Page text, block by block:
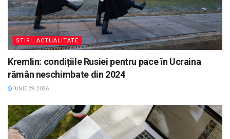
STIRI, ACTUALITATE
Kremlin: condițiile Rusiei pentru pace în Ucraina
rămân neschimbate din 2024
IUNIE 29, 2026